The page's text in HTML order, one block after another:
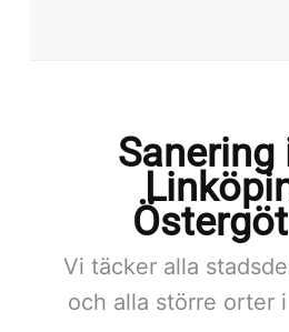
Sanering
Vi täcker alla
och alla större orter